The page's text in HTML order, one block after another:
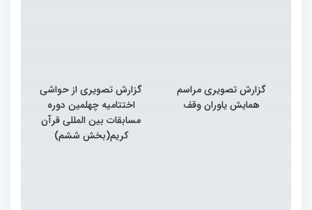
گزارش تصویری مراسم
همایش یاوران وقف
گزارش تصویری از حواشی
اختتامیه چهلمین دوره
مسابقات بین المللی قرآن
کریم(بخش ششم)